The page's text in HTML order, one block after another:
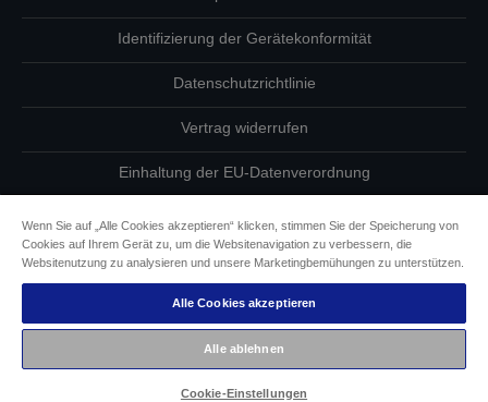
Identifizierung der Gerätekonformität
Datenschutzrichtlinie
Vertrag widerrufen
Einhaltung der EU-Datenverordnung
Informationen zu Cookies
Epson Engagement für Barrierefreiheit
Copyright © 2026 Seiko Epson
Wenn Sie auf „Alle Cookies akzeptieren“ klicken, stimmen Sie der Speicherung von
Cookies auf Ihrem Gerät zu, um die Websitenavigation zu verbessern, die
Websitenutzung zu analysieren und unsere Marketingbemühungen zu unterstützen.
Alle Cookies akzeptieren
Alle ablehnen
Cookie-Einstellungen